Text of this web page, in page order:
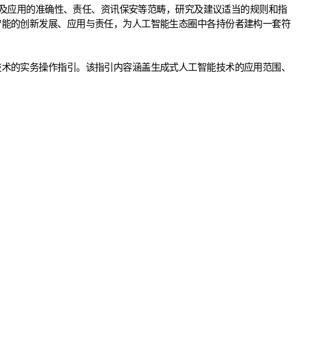
用的准确性、责任、资讯保安等范畴，研究及建议适当的规则和指
的创新发展、应用与责任，为人工智能生态圈中各持份者建构一套符
的实务操作指引。该指引内容涵盖生成式人工智能技术的应用范围、